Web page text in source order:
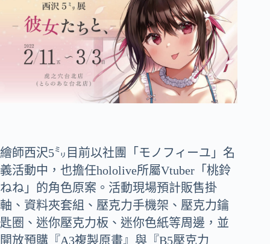
繪師西沢5㍉目前以社團「モノフィーユ」名
義活動中，也擔任hololive所屬Vtuber「桃鈴
ねね」的角色原案。活動現場預計販售掛
軸、資料夾套組、壓克力手機架、壓克力鑰
匙圈、迷你壓克力板、迷你色紙等周邊，並
開放預購『A3複製原畫』與『B5壓克力